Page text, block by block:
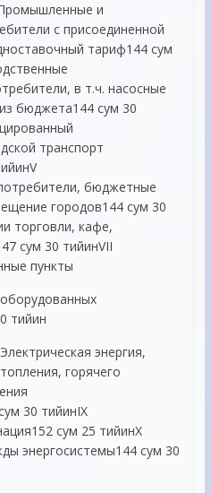
и
с присоединенной
тариф144 сум
в т.ч. насосные
бюджета144 сум 30
транспорт
бюджетные
городов144 сум 30
торговли, кафе,
сум 30 тийинVII
пункты
тийин
энергия,
горячего
30 тийинIX
сум 25 тийинX
энергосистемы144 сум 30